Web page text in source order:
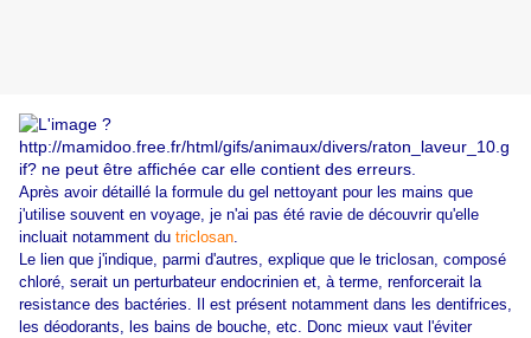
Après avoir détaillé la formule du gel nettoyant pour les mains que
j'utilise souvent en voyage, je n'ai pas été ravie de découvrir qu'elle
incluait notamment du triclosan.
Le lien que j'indique, parmi d'autres, explique que le triclosan, composé
chloré, serait un perturbateur endocrinien et, à terme, renforcerait la
resistance des bactéries. Il est présent notamment dans les dentifrices,
les déodorants, les bains de bouche, etc. Donc mieux vaut l'éviter